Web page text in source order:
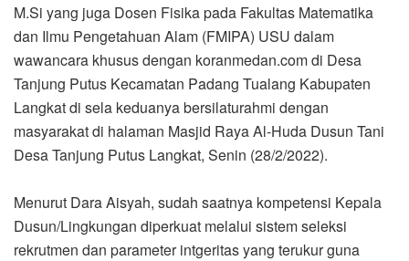
M.Si yang juga Dosen Fisika pada Fakultas Matematika
dan Ilmu Pengetahuan Alam (FMIPA) USU dalam
wawancara khusus dengan koranmedan.com di Desa
Tanjung Putus Kecamatan Padang Tualang Kabupaten
Langkat di sela keduanya bersilaturahmi dengan
masyarakat di halaman Masjid Raya Al-Huda Dusun Tani
Desa Tanjung Putus Langkat, Senin (28/2/2022).
Menurut Dara Aisyah, sudah saatnya kompetensi Kepala
Dusun/Lingkungan diperkuat melalui sistem seleksi
rekrutmen dan parameter intgeritas yang terukur guna